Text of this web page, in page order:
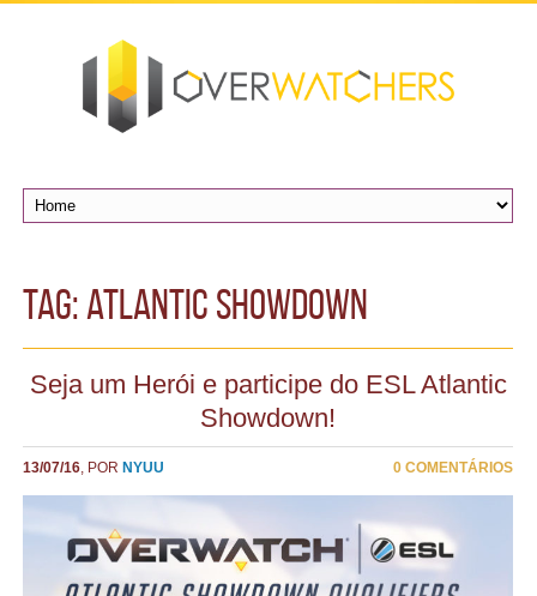
TAG: atlantic showdown
Seja um Herói e participe do ESL Atlantic
Showdown!
13/07/16, POR NYUU 0 COMENTÁRIOS